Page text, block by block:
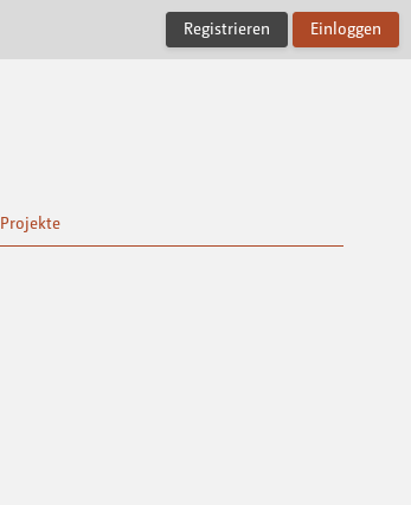
Registrieren Einloggen
Projekte